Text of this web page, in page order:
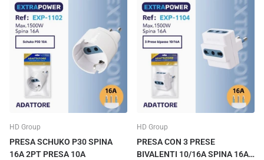
HD Group
PRESA SCHUKO P30 SPINA
16A 2PT PRESA 10A
HD Group
PRESA CON 3 PRESE
BIVALENTI 10/16A SPINA 16A